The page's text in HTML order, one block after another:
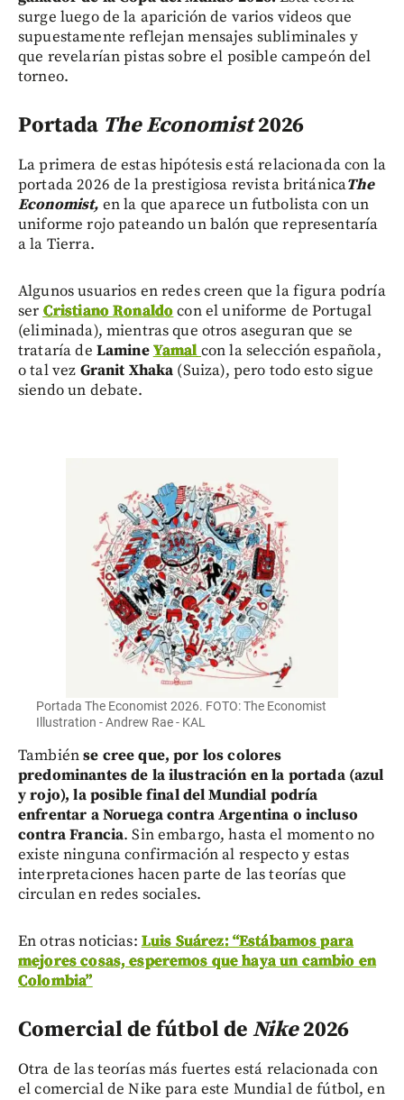
surge luego de la aparición de varios videos que
supuestamente reflejan mensajes subliminales y
que revelarían pistas sobre el posible campeón del
torneo.
Portada The Economist2026
La primera de estas hipótesis está relacionada con la
portada 2026 de la prestigiosa revista británicaThe
Economist, en la que aparece un futbolista con un
uniforme rojo pateando un balón que representaría
a la Tierra.
Algunos usuarios en redes creen que la figura podría
ser Cristiano Ronaldocon el uniforme de Portugal
(eliminada), mientras que otros aseguran que se
trataría de LamineYamalcon la selección española,
o tal vez Granit Xhaka (Suiza), pero todo esto sigue
siendo un debate.
Portada The Economist 2026. FOTO: The Economist
Illustration - Andrew Rae - KAL
Tambiénse cree que, por los colores
predominantes de la ilustración en la portada (azul
y rojo), la posible final del Mundial podría
enfrentar a Noruega contra Argentina o incluso
contra Francia. Sin embargo, hasta el momento no
existe ninguna confirmación al respecto y estas
interpretaciones hacen parte de las teorías que
circulan en redes sociales.
En otras noticias: Luis Suárez: “Estábamos para
mejores cosas, esperemos que haya un cambio en
Colombia”
Comercial de fútbol de Nike2026
Otra de las teorías más fuertes está relacionada con
el comercial de Nike para este Mundial de fútbol, en